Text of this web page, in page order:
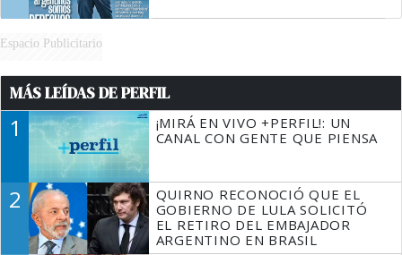
Espacio Publicitario
MÁS LEÍDAS DE PERFIL
1
¡MIRÁ EN VIVO +PERFIL!: UN
CANAL CON GENTE QUE PIENSA
2
QUIRNO RECONOCIÓ QUE EL
GOBIERNO DE LULA SOLICITÓ
EL RETIRO DEL EMBAJADOR
ARGENTINO EN BRASIL